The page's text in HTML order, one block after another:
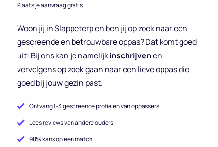
Plaats je aanvraag gratis
Woon jij in Slappeterp en ben jij op zoek naar een
gescreende en betrouwbare oppas? Dat komt goed
uit! Bij ons kan je namelijkinschrijvenen
vervolgens op zoek gaan naar een lieve oppas die
goed bij jouw gezin past.
Ontvang 1-3 gescreende profielen van oppassers
Lees reviews van andere ouders
98% kans op een match